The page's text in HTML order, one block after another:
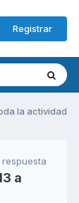
Registrar
la actividad
respuesta
a